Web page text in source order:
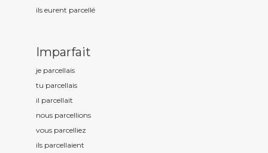
ils eurent parcellé
Imparfait
je parcellais
tu parcellais
il parcellait
nous parcellions
vous parcelliez
ils parcellaient